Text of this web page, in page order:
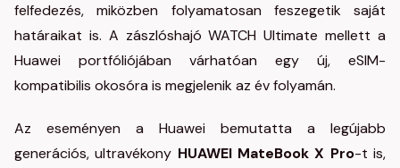
felfedezés, miközben folyamatosan feszegetik saját
határaikat is. A zászlóshajó WATCH Ultimate mellett a
Huawei portfóliójában várhatóan egy új, eSIM-
kompatibilis okosóra is megjelenik az év folyamán.
Az eseményen a Huawei bemutatta a legújabb
generációs, ultravékony HUAWEI MateBook X Pro-t is,